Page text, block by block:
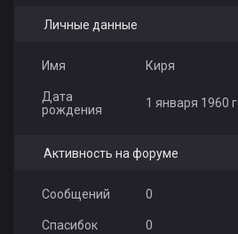
Личные данные
Имя Киря
Дата
рождения
1 января 1960 г
Активность на форуме
Сообщений 0
Спасибок 0